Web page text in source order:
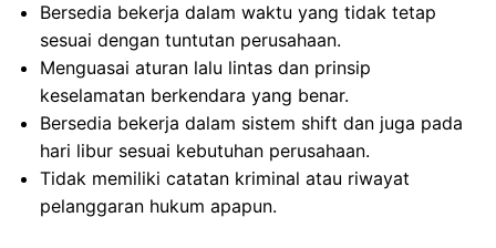
Bersedia bekerja dalam waktu yang tidak tetap
sesuai dengan tuntutan perusahaan.
Menguasai aturan lalu lintas dan prinsip
keselamatan berkendara yang benar.
Bersedia bekerja dalam sistem shift dan juga pada
hari libur sesuai kebutuhan perusahaan.
Tidak memiliki catatan kriminal atau riwayat
pelanggaran hukum apapun.